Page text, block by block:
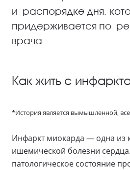
и распорядке дня,
придерживается по
врача
Как жить с
*История является вымышленной,
Инфаркт миокарда — одна из
ишемической болезни
патологическое состояние